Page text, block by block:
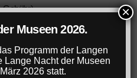
Gebühr)
Gebühr)
Museen 2026.
Programm der Langen
Lange Nacht der Museen
2026 statt.
×